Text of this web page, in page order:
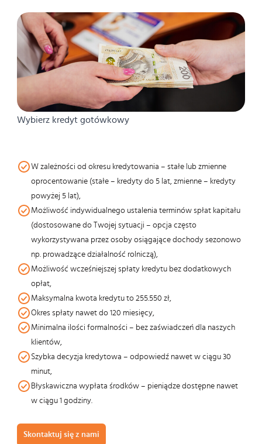
Wybierz kredyt gotówkowy
W zależności od okresu kredytowania – stałe lub zmienne
oprocentowanie (stałe – kredyty do 5 lat, zmienne – kredyty
powyżej 5 lat),
Możliwość indywidualnego ustalenia terminów spłat kapitału
(dostosowane do Twojej sytuacji – opcja często
wykorzystywana przez osoby osiągające dochody sezonowo
np. prowadzące działalność rolniczą),
Możliwość wcześniejszej spłaty kredytu bez dodatkowych
opłat,
Maksymalna kwota kredytu to 255.550 zł,
Okres spłaty nawet do 120 miesięcy,
Minimalna ilości formalności – bez zaświadczeń dla naszych
klientów,
Szybka decyzja kredytowa – odpowiedź nawet w ciągu 30
minut,
Błyskawiczna wypłata środków – pieniądze dostępne nawet
w ciągu 1 godziny.
Skontaktuj się z nami